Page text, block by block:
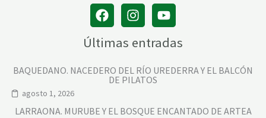
Últimas entradas
BAQUEDANO. NACEDERO DEL RÍO UREDERRA Y EL BALCÓN
DE PILATOS
agosto 1, 2026
LARRAONA. MURUBE Y EL BOSQUE ENCANTADO DE ARTEA